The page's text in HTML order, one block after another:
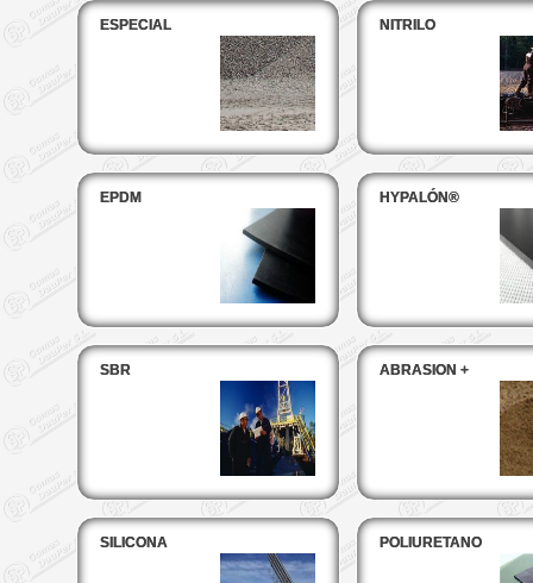
ESPECIAL NITRILO
EPDM HYPALÓN®
SBR ABRASION +
SILICONA POLIURETANO